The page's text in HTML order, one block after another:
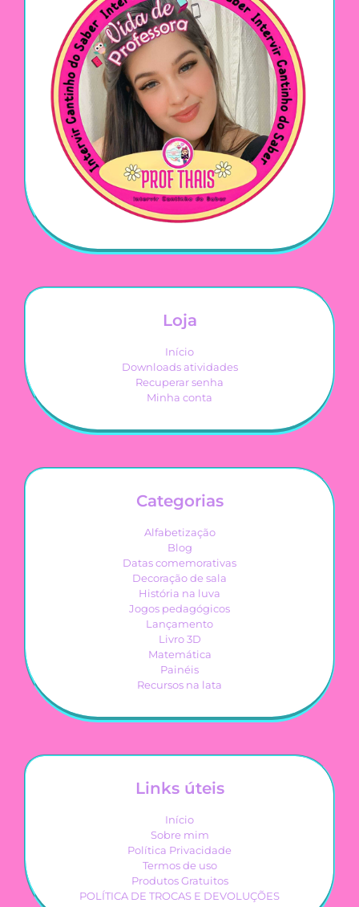
Loja
Início
Downloads atividades
Recuperar senha
Minha conta
Categorias
Alfabetização
Blog
Datas comemorativas
Decoração de sala
História na luva
Jogos pedagógicos
Lançamento
Livro 3D
Matemática
Painéis
Recursos na lata
Links úteis
Início
Sobre mim
Política Privacidade
Termos de uso
Produtos Gratuitos
POLÍTICA DE TROCAS E DEVOLUÇÕES